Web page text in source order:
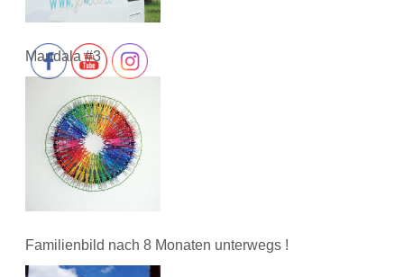
Mandala #3
Familienbild nach 8 Monaten unterwegs !